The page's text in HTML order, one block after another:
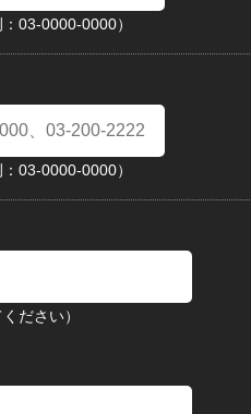
03-0000-0000）
03-0000-0000）
ださい）